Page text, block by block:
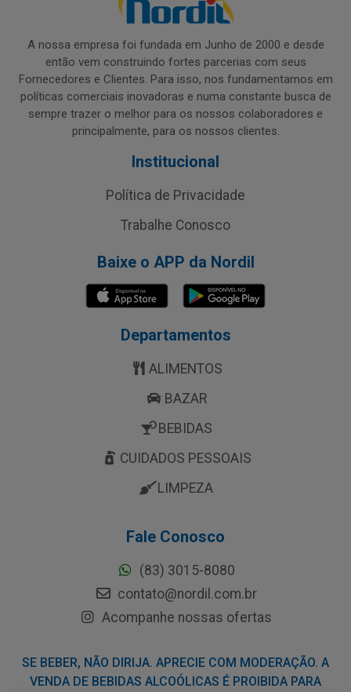
A nossa empresa foi fundada em Junho de 2000 e desde
então vem construindo fortes parcerias com seus
Fornecedores e Clientes. Para isso, nos fundamentamos em
políticas comerciais inovadoras e numa constante busca de
sempre trazer o melhor para os nossos colaboradores e
principalmente, para os nossos clientes.
Institucional
Política de Privacidade
Trabalhe Conosco
Baixe o APP da Nordil
Departamentos
ALIMENTOS
BAZAR
BEBIDAS
CUIDADOS PESSOAIS
LIMPEZA
Fale Conosco
(83) 3015-8080
contato@nordil.com.br
Acompanhe nossas ofertas
SE BEBER, NÃO DIRIJA. APRECIE COM MODERAÇÃO. A
VENDA DE BEBIDAS ALCOÓLICAS É PROIBIDA PARA